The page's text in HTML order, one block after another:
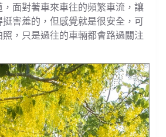
面對著車來車往的頻繁車流，讓
害羞的，但感覺就是很安全，可
，只是過往的車輛都會路過關注